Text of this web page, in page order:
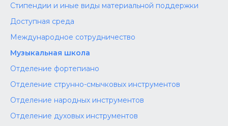
Стипендии и иные виды материальной поддержки
Доступная среда
Международное сотрудничество
Музыкальная школа
Отделение фортепиано
Отделение струнно-смычковых инструментов
Отделение народных инструментов
Отделение духовых инструментов